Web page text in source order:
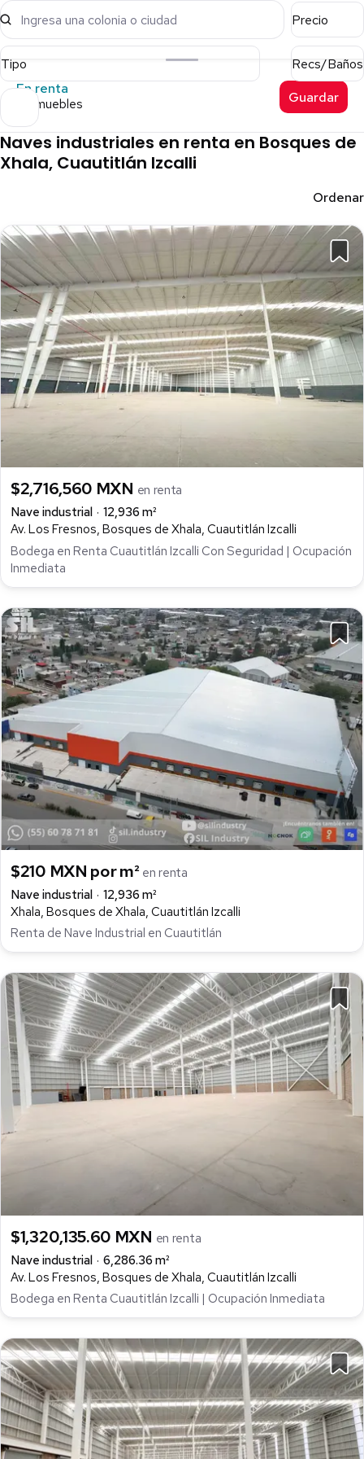
Ingresa una colonia o ciudad Precio
Tipo
Recs/Baños
En renta
5 inmuebles Guardar
Naves industriales en renta en Bosques de
Xhala, Cuautitlán Izcalli
Ordenar
$2,716,560 MXN en renta
Nave industrial
12,936 m²
Av. Los Fresnos, Bosques de Xhala, Cuautitlán Izcalli
Bodega en Renta Cuautitlán Izcalli Con Seguridad | Ocupación
Inmediata
$210 MXN por m² en renta
Nave industrial
12,936 m²
Xhala, Bosques de Xhala, Cuautitlán Izcalli
Renta de Nave Industrial en Cuautitlán
$1,320,135.60 MXN en renta
Nave industrial
6,286.36 m²
Av. Los Fresnos, Bosques de Xhala, Cuautitlán Izcalli
Bodega en Renta Cuautitlán Izcalli | Ocupación Inmediata